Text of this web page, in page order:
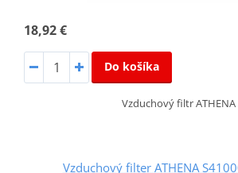
18,92 €
Do košíka
Vzduchový filtr ATHENA
Vzduchový filter ATHENA